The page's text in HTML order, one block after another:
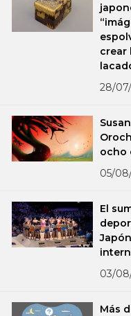
crear
28/
ocho
05/
El
03/
Más